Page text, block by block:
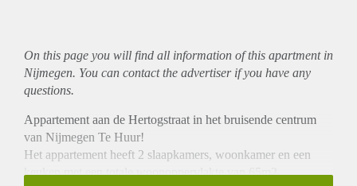
On this page you will find all information of this apartmentin
Nijmegen. You can contact the advertiser if you have any
questions.
Appartement aan de Hertogstraat in het bruisende centrum
van Nijmegen Te Huur!
Het appartement heeft 2 slaapkamers, woonkamer en een
keuken met een totale woonoppervlakte van 65m2.